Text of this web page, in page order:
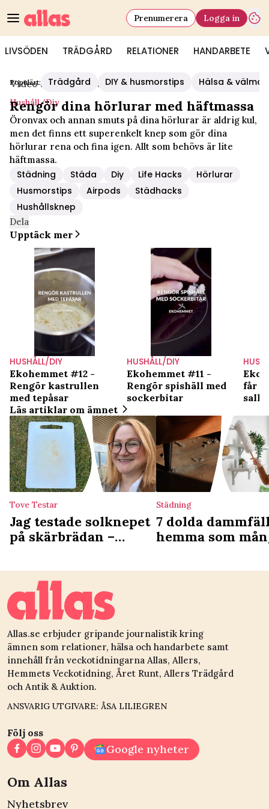
LIVSÖDEN TRÄDGÅRD RELATIONER HANDARBETE
Prenumerera Logga in
Populärt: Trädgård DIY & husmorstips Hälsa &
Video Start/Hushåll/diy
Hushåll/diy
Rengör dina hörlurar med häftmassa
Öronvax och annan smuts på dina hörlurar är aldrig kul,
men det finns ett superenkelt knep som gör dina
hörlurar rena och fina igen. Allt som behövs är lite
häftmassa.
Städning Städa Diy Life Hacks
Hörlurar
Husmorstips
Airpods
Städhacks
Hushållsknep
Dela
Upptäck mer
HUSHÅLL/DIY
Ekohemmet #12 -
Rengör kastrullen
med tepåsar
HUSHÅLL/DIY
Ekohemmet #11 -
Rengör spishäll med
sockerbitar
får
Läs artiklar om ämnet
Tove Testar
Jag testade solknepet
på skärbrädan –
alls som jag tänkt mig
Städning
7 dolda
hemma som
tips
Allas.se erbjuder gripande journalistik kring
ämnen som relationer, hälsa och handarbete samt
innehåll från veckotidningarna Allas, Allers,
Hemmets Veckotidning, Året Runt, Allers Trädgård
och Antik & Auktion.
ANSVARIG UTGIVARE: ÅSA LILIEGREN
Följ oss
Google nyheter
Om Allas
Nyhetsbrev